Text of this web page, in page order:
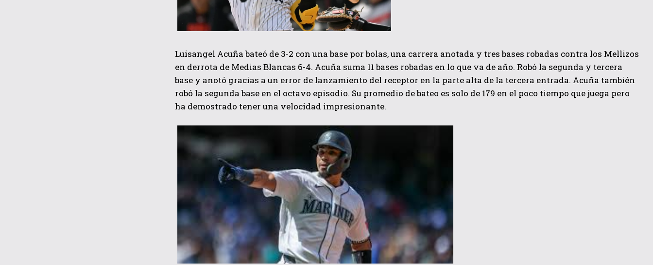
Luisangel Acuña bateó de 3-2 con una base por bolas, una carrera anotada y tres bases robadas contra los Mellizos
en derrota de Medias Blancas 6-4. Acuña suma 11 bases robadas en lo que va de año. Robó la segunda y tercera
base y anotó gracias a un error de lanzamiento del receptor en la parte alta de la tercera entrada. Acuña también
robó la segunda base en el octavo episodio. Su promedio de bateo es solo de 179 en el poco tiempo que juega pero
ha demostrado tener una velocidad impresionante.